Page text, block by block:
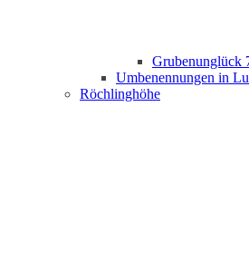
Grubenunglück
Umbenennungen in
Röchlinghöhe